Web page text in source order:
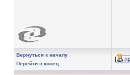
Вернуться к началу
Перейти в конец